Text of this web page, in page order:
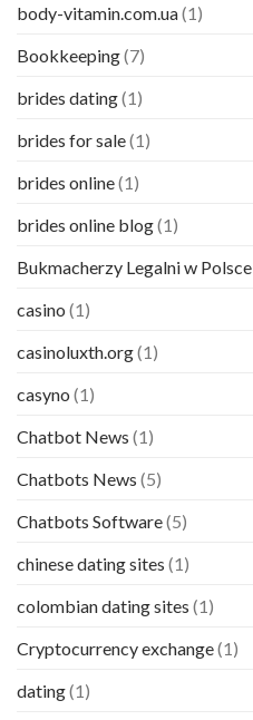
body-vitamin.com.ua(1)
Bookkeeping(7)
brides dating(1)
brides for sale(1)
brides online(1)
brides online blog(1)
Bukmacherzy Legalni w Polsce
casino (1)
casinoluxth.org(1)
casyno (1)
Chatbot News (1)
Chatbots News (5)
Chatbots Software(5)
chinese dating sites (1)
colombian dating sites (1)
Cryptocurrency exchange(1)
dating(1)